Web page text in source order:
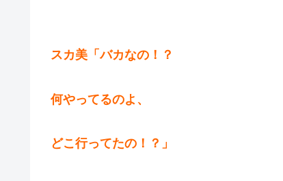
スカ美「バカなの！？
何やってるのよ、
どこ行ってたの！？」